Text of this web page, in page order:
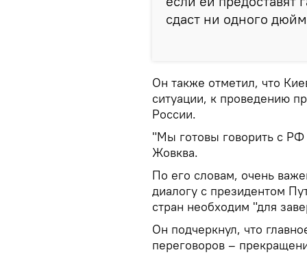
сдаст ни одного
Он также отметил, что
ситуации, к проведению
России.
"Мы готовы говорить с РФ
Жовква.
По его словам, очень
диалогу с президентом
стран необходим "для
Он подчеркнул, что
переговоров –